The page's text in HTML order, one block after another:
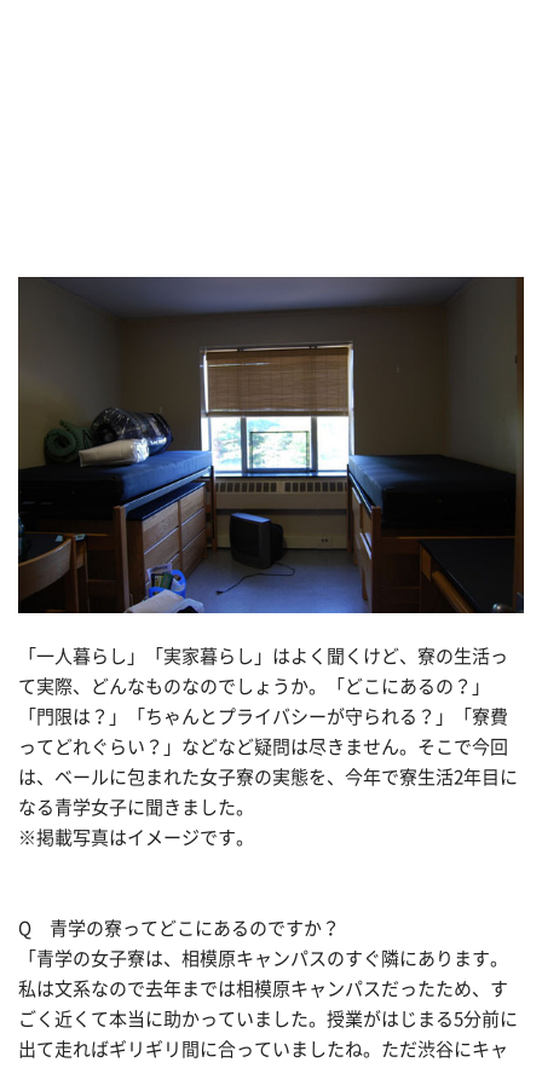
「一人暮らし」「実家暮らし」はよく聞くけど、寮の生活っ
て実際、どんなものなのでしょうか。「どこにあるの？」
「門限は？」「ちゃんとプライバシーが守られる？」「寮費
ってどれぐらい？」などなど疑問は尽きません。そこで今回
は、ベールに包まれた女子寮の実態を、今年で寮生活2年目に
なる青学女子に聞きました。
※掲載写真はイメージです。
Q 青学の寮ってどこにあるのですか？
「青学の女子寮は、相模原キャンパスのすぐ隣にあります。
私は文系なので去年までは相模原キャンパスだったため、す
ごく近くて本当に助かっていました。授業がはじまる5分前に
出て走ればギリギリ間に合っていましたね。ただ渋谷にキャ